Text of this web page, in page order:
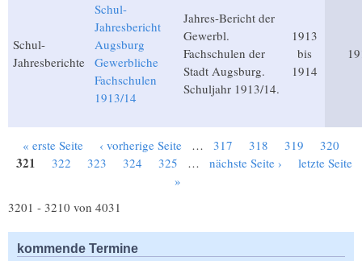
Schul-
Jahresberichte
Schul-
Jahresbericht
Augsburg
Gewerbliche
Fachschulen
1913/14
Jahres-Bericht der
Gewerbl.
Fachschulen der
Stadt Augsburg.
Schuljahr 1913/14.
1913
bis
1914
Seiten
« erste Seite ‹ vorherige Seite … 317 318 319 320
321 322 323 324 325 … nächste Seite ›
letzte Seite
»
3201 - 3210 von 4031
kommende Termine